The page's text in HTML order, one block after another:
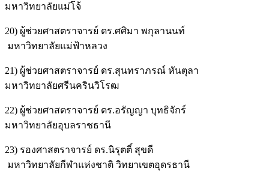
มหาวิทยาลัยแม่โจ้
20) ผู้ช่วยศาสตราจารย์ ดร.ศศิมา พกุลานนท์
มหาวิทยาลัยแม่ฟ้าหลวง
21) ผู้ช่วยศาสตราจารย์ ดร.สุนทราภรณ์ หันตุลา
มหาวิทยาลัยศรีนครินวิโรฒ
22) ผู้ช่วยศาสตราจารย์ ดร.อรัญญา บุทธิจักร์
มหาวิทยาลัยอุบลราชธานี
23) รองศาสตราจารย์ ดร.นิรุตติ์ สุขดี
มหาวิทยาลัยกีฬาแห่งชาติ วิทยาเขตอุดรธานี